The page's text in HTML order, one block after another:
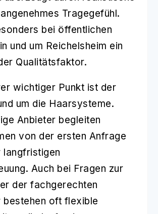
Tragegefühl.
bei öffentlichen
und um Reichelsheim ein
Qualitätsfaktor.
wichtiger Punkt ist der
um die Haarsysteme.
Anbieter begleiten
von der ersten Anfrage
langfristigen
Auch bei Fragen zur
der fachgerechten
bestehen oft flexible